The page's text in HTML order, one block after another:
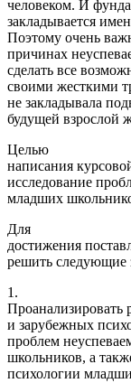
человеком. И
закладывается
Поэтому очень
причинах
сделать все
своими жесткими
не закладывала
будущей взрослой
Целью
написания
исследование
младших
Для
достижения
решить следующие
1.
Проанализировать
и зарубежных
проблем
школьников, а
психологии